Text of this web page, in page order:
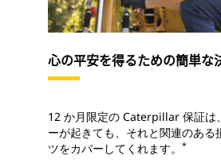
心の平安を得るための簡単な
12 か月限定の Caterpillar 保証は
ーが起きても、それと関連のある
ツをカバーしてくれます。
*